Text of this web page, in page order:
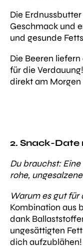
Die
Geschmack und
und gesunde
Die Beeren
für die
direkt am Morgen
2. Snack-
Du brauchst: Eine
rohe,
Warum es gut
Kombination aus
dank
ungesättigten
dich aufzublähen!